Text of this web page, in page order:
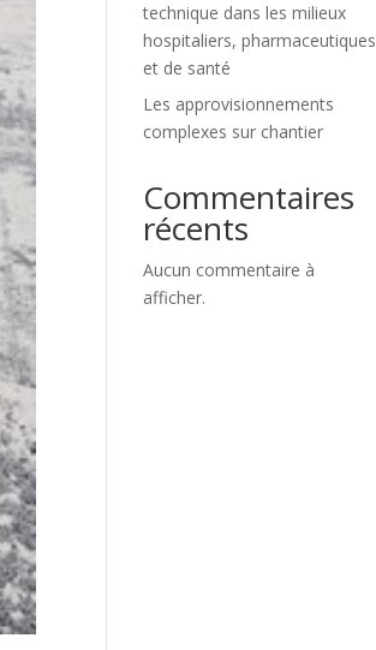
technique dans les milieux
hospitaliers, pharmaceutiques
et de santé
Les approvisionnements
complexes sur chantier
Commentaires
récents
Aucun commentaire à
afficher.